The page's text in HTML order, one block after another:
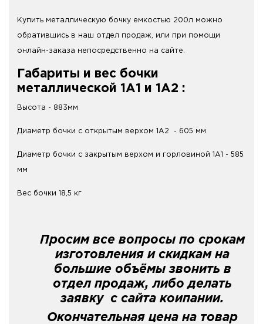
Купить металлическую бочку емкостью 200л можно
обратившись в наш отдел продаж, или при помощи
онлайн-заказа непосредственно на сайте.
Габариты и вес бочки
металлической 1А1 и 1А2 :
Высота - 883мм
Диаметр бочки с открытым верхом 1А2 - 605 мм
Диаметр бочки с закрытым верхом и горловиной 1А1 - 585
мм
Вес бочки 18,5 кг
Просим все вопросы по срокам
изготовления и скидкам на
большие объёмы звонить в
отдел продаж, либо делать
заявку с сайта коипании.
Окончательная цена на товар